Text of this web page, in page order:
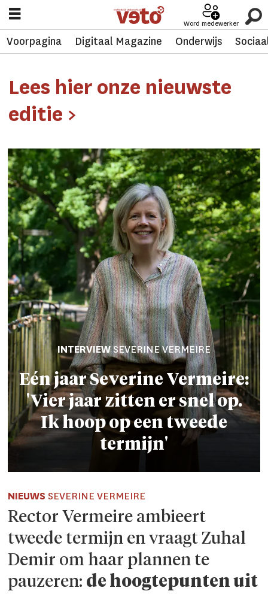
Word medewerker
Voorpagina Digitaal Magazine Onderwijs
Digitaal
Magazine
Veto
Lees hier onze nieuwste
editie >
INTERVIEWSEVERINE VERMEIRE
Eén jaar Severine Vermeire:
'Vier jaar zitten er snel op.
Ik hoop op een tweede
termijn'
NIEUWS SEVERINE VERMEIRE
Rector Vermeire ambieert
tweede termijn en vraagt Zuhal
Demir om haar plannen te
pauzeren: de hoogte­punten uit